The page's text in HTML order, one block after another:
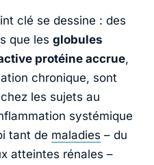
clé se dessine : des
que les globules
protéine accrue,
chronique, sont
les sujets au
systémique
tant de maladies – du
atteintes rénales –